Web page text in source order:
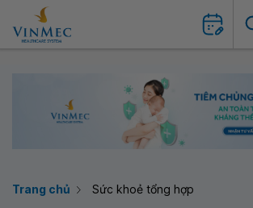
Trang chủ Sức khoẻ tổng hợp